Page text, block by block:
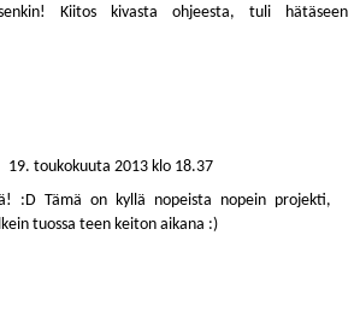
Kiitos kivasta ohjeesta, tuli hätäseen
19. toukokuuta 2013 klo 18.37
:D Tämä on kyllä nopeista nopein projekti,
tuossa teen keiton aikana :)